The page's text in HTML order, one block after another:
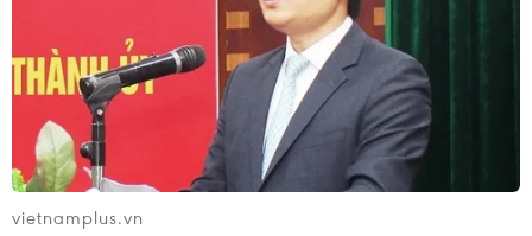
TIN LIÊN QUAN
vietnamplus.vn